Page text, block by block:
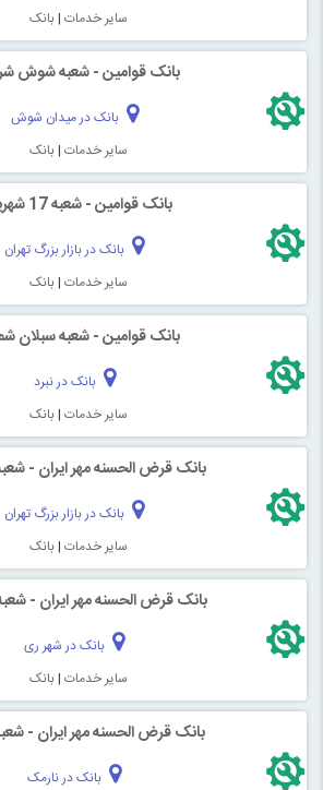
سایر خدمات |بانک
بانک قوامین - شعبه شوش
بانک در میدان شوش
سایر خدمات |بانک
بانک قوامین - شعبه 17 شهریور
بانک در بازار بزرگ تهران
سایر خدمات |بانک
بانک قوامین - شعبه سبلان
بانک در نبرد
سایر خدمات |بانک
بانک قرض الحسنه مهر ایران -
بانک در بازار بزرگ تهران
سایر خدمات |بانک
بانک قرض الحسنه مهر ایران -
بانک در شهر ری
سایر خدمات |بانک
بانک قرض الحسنه مهر ایران -
بانک در نارمک